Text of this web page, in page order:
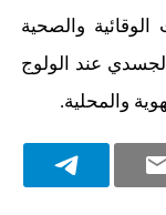
الوقائية والصحية
عند الولوج
والمحلية.